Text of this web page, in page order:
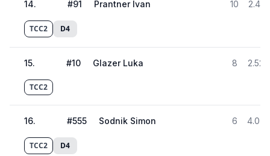
14. #91 Prantner Ivan 10 2.421
TCC2 D4
15. #10 Glazer Luka 8 2.527
TCC2
16. #555 Sodnik Simon 6 4.073
TCC2 D4